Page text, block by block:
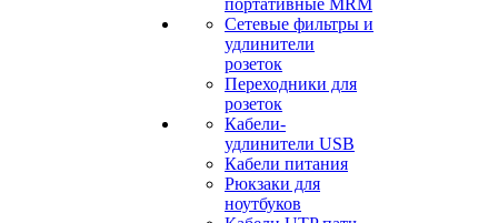
портативные MRM
Сетевые фильтры и
удлинители
розеток
Переходники для
розеток
Кабели-
удлинители USB
Кабели питания
Рюкзаки для
ноутбуков